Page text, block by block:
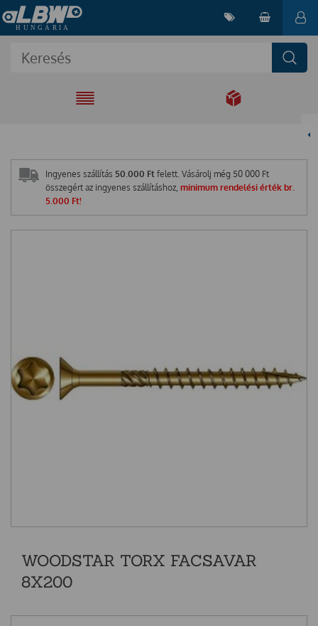
EGYÜTT A
Ingyenes szállítás 50.000 Ft felett. Vásárolj még 50 000 Ft
összegért az ingyenes szállításhoz, minimum rendelési érték br.
5.000 Ft!
WOODSTAR TORX FACSAVAR
8X200